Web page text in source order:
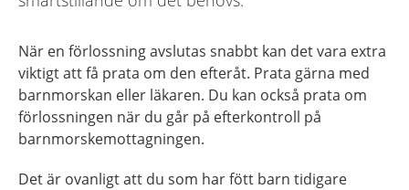
När en förlossning avslutas snabbt kan det vara extra
viktigt att få prata om den efteråt. Prata gärna med
barnmorskan eller läkaren. Du kan också prata om
förlossningen när du går på efterkontroll på
barnmorskemottagningen.
Det är ovanligt att du som har fött barn tidigare